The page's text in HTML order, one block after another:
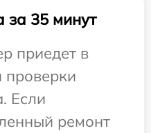
за 35 минут
приедет в
проверки
Если
ремонт